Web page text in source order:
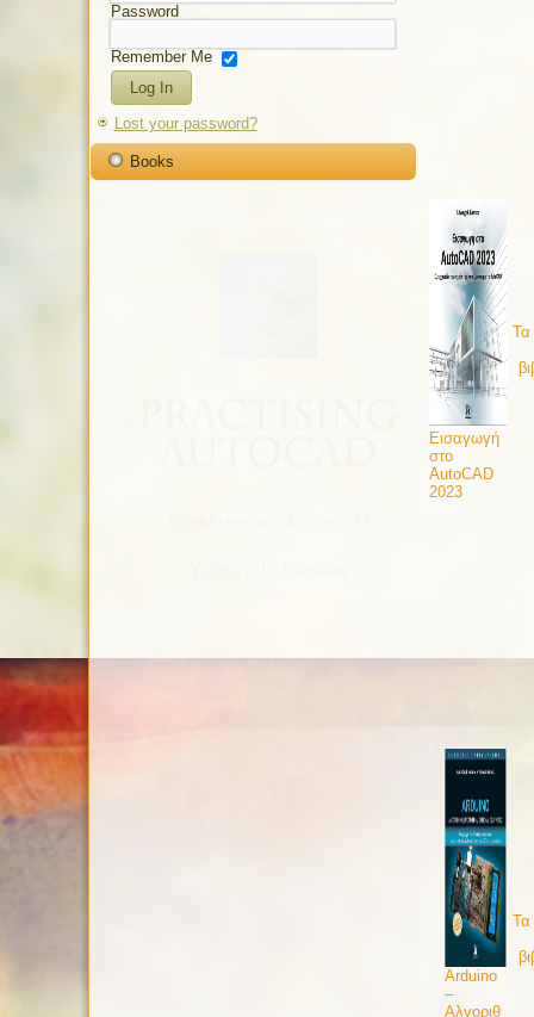
Password
Remember Me
Lost your password?
Books
Εισαγωγή
στο
AutoCAD
2023
Τα
Arduino
–
Αλγοριθ
Τα